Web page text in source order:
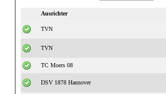
Ausrichter
TVN
TVN
TC Moers 08
DSV 1878 Hannover